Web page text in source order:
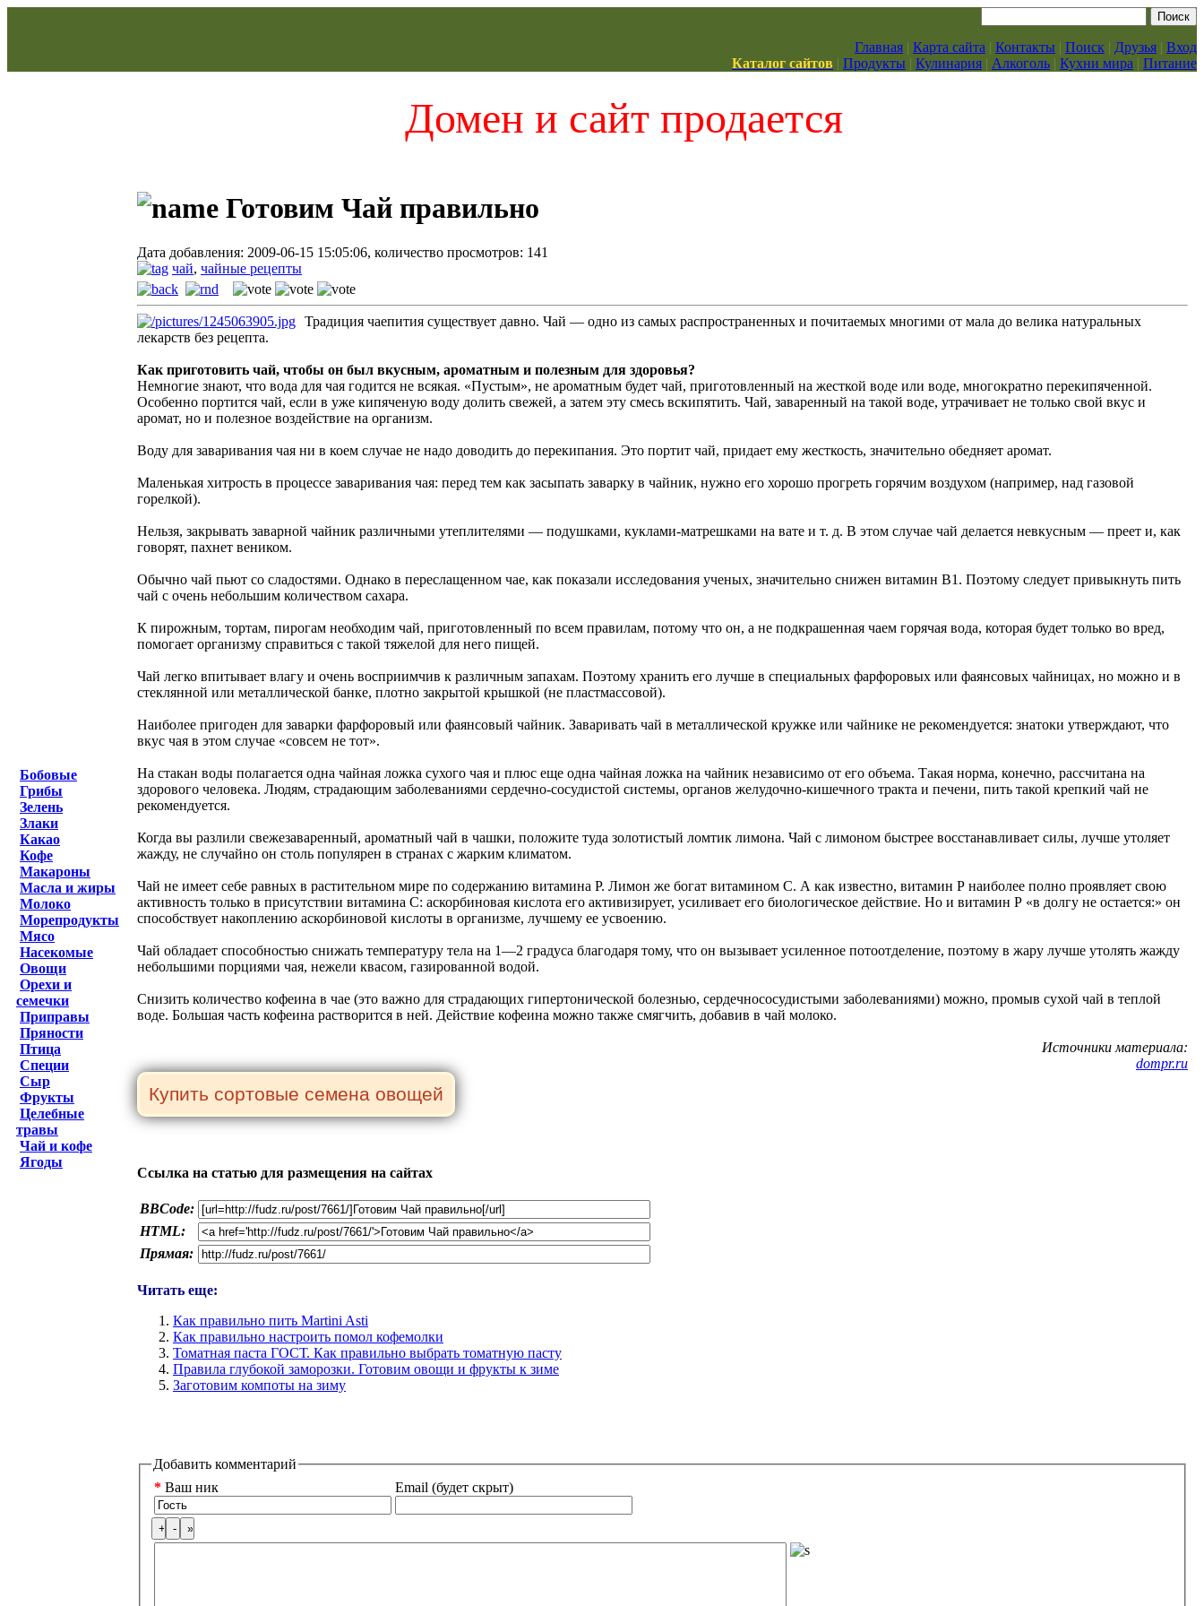
Главная | Карта сайта | Контакты | Поиск | Друзья | Вход
Каталог сайтов | Продукты | Кулинария | Алкоголь | Кухни мира | Питание
Домен и сайт продается
Бобовые
Грибы
Зелень
Злаки
Какао
Кофе
Макароны
Масла и жиры
Молоко
Морепродукты
Мясо
Насекомые
Овощи
Орехи и
семечки
Приправы
Пряности
Птица
Специи
Сыр
Фрукты
Целебные
травы
Чай и кофе
Ягоды
Готовим Чай правильно
Дата добавления: 2009-06-15 15:05:06, количество просмотров: 141
чай, чайные рецепты
Традиция чаепития существует давно. Чай — одно из самых распространенных и почитаемых многими от мала до велика натуральных
лекарств без рецепта.
Как приготовить чай, чтобы он был вкусным, ароматным и полезным для здоровья?
Немногие знают, что вода для чая годится не всякая. «Пустым», не ароматным будет чай, приготовленный на жесткой воде или воде, многократно перекипяченной.
Особенно портится чай, если в уже кипяченую воду долить свежей, а затем эту смесь вскипятить. Чай, заваренный на такой воде, утрачивает не только свой вкус и
аромат, но и полезное воздействие на организм.
Воду для заваривания чая ни в коем случае не надо доводить до перекипания. Это портит чай, придает ему жесткость, значительно обедняет аромат.
Маленькая хитрость в процессе заваривания чая: перед тем как засыпать заварку в чайник, нужно его хорошо прогреть горячим воздухом (например, над газовой
горелкой).
Нельзя, закрывать заварной чайник различными утеплителями — подушками, куклами-матрешками на вате и т. д. В этом случае чай делается невкусным — преет и, как
говорят, пахнет веником.
Обычно чай пьют со сладостями. Однако в переслащенном чае, как показали исследования ученых, значительно снижен витамин B1. Поэтому следует привыкнуть пить
чай с очень небольшим количеством сахара.
К пирожным, тортам, пирогам необходим чай, приготовленный по всем правилам, потому что он, а не подкрашенная чаем горячая вода, которая будет только во вред,
помогает организму справиться с такой тяжелой для него пищей.
Чай легко впитывает влагу и очень восприимчив к различным запахам. Поэтому хранить его лучше в специальных фарфоровых или фаянсовых чайницах, но можно и в
стеклянной или металлической банке, плотно закрытой крышкой (не пластмассовой).
Наиболее пригоден для заварки фарфоровый или фаянсовый чайник. Заваривать чай в металлической кружке или чайнике не рекомендуется: знатоки утверждают, что
вкус чая в этом случае «совсем не тот».
На стакан воды полагается одна чайная ложка сухого чая и плюс еще одна чайная ложка на чайник независимо от его объема. Такая норма, конечно, рассчитана на
здорового человека. Людям, страдающим заболеваниями сердечно-сосудистой системы, органов желудочно-кишечного тракта и печени, пить такой крепкий чай не
рекомендуется.
Когда вы разлили свежезаваренный, ароматный чай в чашки, положите туда золотистый ломтик лимона. Чай с лимоном быстрее восстанавливает силы, лучше утоляет
жажду, не случайно он столь популярен в странах с жарким климатом.
Чай не имеет себе равных в растительном мире по содержанию витамина Р. Лимон же богат витамином С. А как известно, витамин Р наиболее полно проявляет свою
активность только в присутствии витамина С: аскорбиновая кислота его активизирует, усиливает его биологическое действие. Но и витамин Р «в долгу не остается:» он
способствует накоплению аскорбиновой кислоты в организме, лучшему ее усвоению.
Чай обладает способностью снижать температуру тела на 1—2 градуса благодаря тому, что он вызывает усиленное потоотделение, поэтому в жару лучше утолять жажду
небольшими порциями чая, нежели квасом, газированной водой.
Снизить количество кофеина в чае (это важно для страдающих гипертонической болезнью, сердечнососудистыми заболеваниями) можно, промыв сухой чай в теплой
воде. Большая часть кофеина растворится в ней. Действие кофеина можно также смягчить, добавив в чай молоко.
Источники материала:
dompr.ru
Ссылка на статью для размещения на сайтах
BBCode:
HTML:
Прямая:
Читать еще:
Как правильно пить Martini Asti
Как правильно настроить помол кофемолки
Томатная паста ГОСТ. Как правильно выбрать томатную пасту
Правила глубокой заморозки. Готовим овощи и фрукты к зиме
Заготовим компоты на зиму
Добавить комментарий
* Ваш ник Email (будет скрыт)